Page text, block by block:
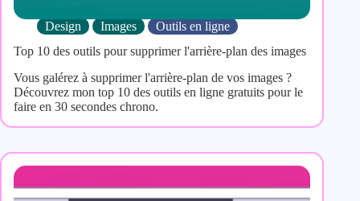
Design Images
Outils en ligne
Top 10 des outils pour supprimer l'arrière-plan des images
Vous galérez à supprimer l'arrière-plan de vos images ?
Découvrez mon top 10 des outils en ligne gratuits pour le
faire en 30 secondes chrono.